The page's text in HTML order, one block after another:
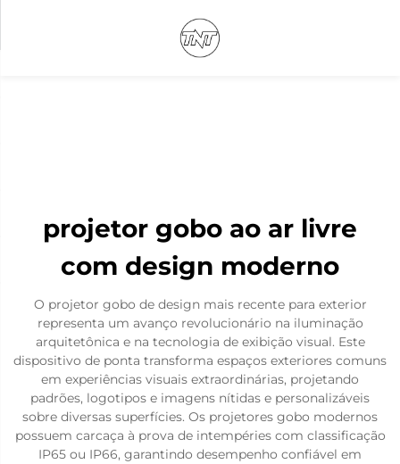
projetor gobo ao ar livre
com design moderno
O projetor gobo de design mais recente para exterior
representa um avanço revolucionário na iluminação
arquitetônica e na tecnologia de exibição visual. Este
dispositivo de ponta transforma espaços exteriores comuns
em experiências visuais extraordinárias, projetando
padrões, logotipos e imagens nítidas e personalizáveis
sobre diversas superfícies. Os projetores gobo modernos
possuem carcaça à prova de intempéries com classificação
IP65 ou IP66, garantindo desempenho confiável em